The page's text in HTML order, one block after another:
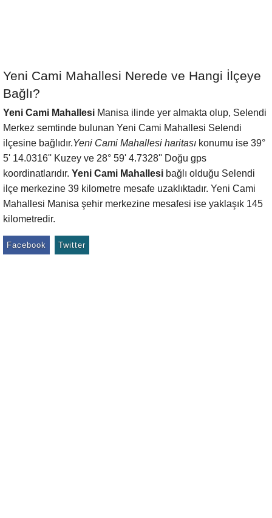
Yeni Cami Mahallesi Nerede ve Hangi İlçeye
Bağlı?
Yeni Cami Mahallesi Manisa ilinde yer almakta olup, Selendi
Merkez semtinde bulunan Yeni Cami Mahallesi Selendi
ilçesine bağlıdır.Yeni Cami Mahallesi haritası konumu ise 39°
5' 14.0316'' Kuzey ve 28° 59' 4.7328'' Doğu gps
koordinatlarıdır. Yeni Cami Mahallesi bağlı olduğu Selendi
ilçe merkezine 39 kilometre mesafe uzaklıktadır. Yeni Cami
Mahallesi Manisa şehir merkezine mesafesi ise yaklaşık 145
kilometredir.
Facebook Twitter